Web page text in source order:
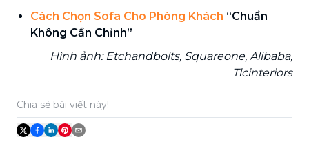
Cách Chọn Sofa Cho Phòng Khách “Chuẩn
Không Cần Chỉnh”
Hình ảnh: Etchandbolts, Squareone, Alibaba,
Tlcinteriors
Chia sẻ bài viết này!